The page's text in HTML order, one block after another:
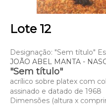
Lote 12
Designação: "Sem título"
JOÃO ABEL MANTA -
"Sem título"
acrílico sobre platex com
assinado e datado de 1968
Dimensões (altura x